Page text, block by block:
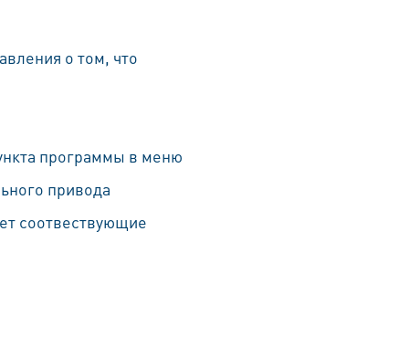
о том, что
программы в меню
привода
соотвествующие